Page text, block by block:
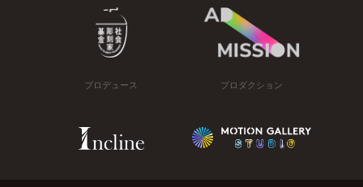
プロデュース プロダクション